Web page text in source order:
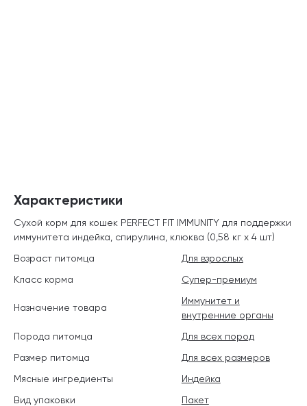
Характеристики
Сухой корм для кошек PERFECT FIT IMMUNITY для поддержки
иммунитета индейка, спирулина, клюква (0,58 кг х 4 шт)
Возраст питомца
Для взрослых
Класс корма
Супер-премиум
Назначение товара
Иммунитет и
внутренние органы
Порода питомца
Для всех пород
Размер питомца
Для всех размеров
Мясные ингредиенты
Индейка
Вид упаковки
Пакет